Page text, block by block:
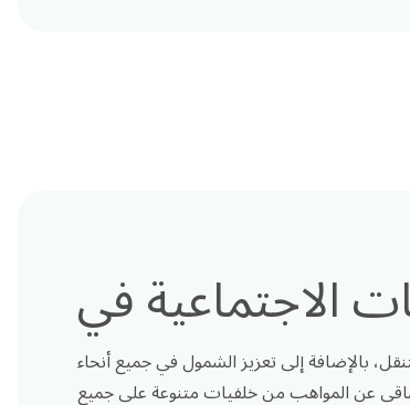
بالإضافة إلى تعزيز الشمول في جميع أنحاء
عن المواهب من خلفيات متنوعة على جميع